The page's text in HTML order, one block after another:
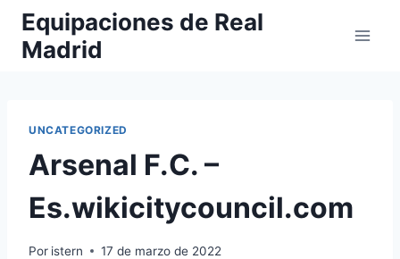
Saltar
contenido
Equipaciones de Real
Madrid
UNCATEGORIZED
Arsenal F.C. –
Es.wikicitycouncil.com
Por istern 17 de marzo de 2022